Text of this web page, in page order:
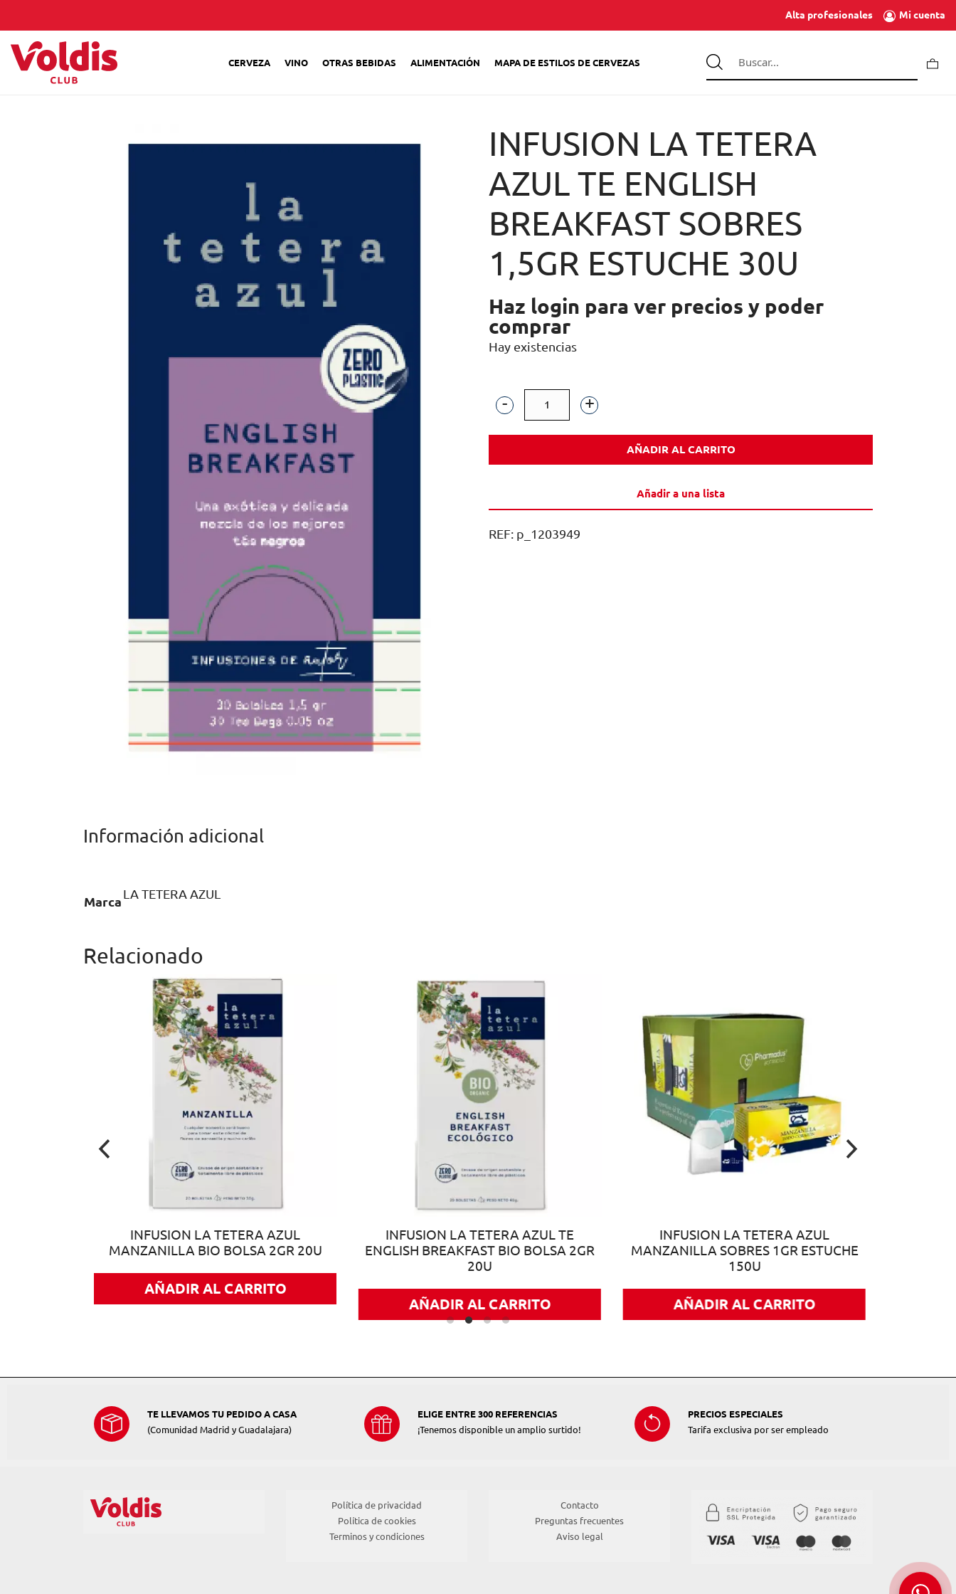
Alta profesionales Mi cuenta
CERVEZA VINO OTRAS BEBIDAS ALIMENTACIÓN MAPA DE ESTILOS DE CERVEZAS
INFUSION LA TETERA
AZUL TE ENGLISH
BREAKFAST SOBRES
1,5GR ESTUCHE 30U
Haz login para ver precios y poder
comprar
Hay existencias
INFUSION
LA
BREAKFAST
AÑADIR AL CARRITO
Añadir a una lista
REF: p_1203949
Información adicional
Marca
LA TETERA AZUL
Relacionado
INFUSION LA TETERA AZUL
MANZANILLA BIO BOLSA 2GR 20U
AÑADIR AL CARRITO
INFUSION LA TETERA AZUL TE
ENGLISH BREAKFAST BIO BOLSA 2GR
20U
AÑADIR AL CARRITO
INFUSION LA TETERA AZUL
MANZANILLA SOBRES 1GR ESTUCHE
150U
AÑADIR AL CARRITO
TE LLEVAMOS TU PEDIDO A CASA
(Comunidad Madrid y Guadalajara)
ELIGE ENTRE 300 REFERENCIAS
¡Tenemos disponible un amplio surtido!
PRECIOS ESPECIALES
Tarifa exclusiva por ser empleado
Política de privacidad
Política de cookies
Terminos y condiciones
Contacto
Preguntas frecuentes
Aviso legal